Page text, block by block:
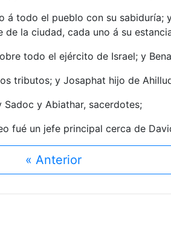
á todo el pueblo con su
de la ciudad, cada uno á su
todo el ejército de Israel; y
tributos; y Josaphat hijo de
Sadoc y Abiathar, sacerdotes;
fué un jefe principal cerca de
« Anterior